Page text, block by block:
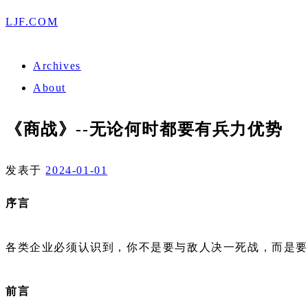
LJF.COM
Archives
About
《商战》--无论何时都要有兵力优势
发表于 2024-01-01
序言
各类企业必须认识到，你不是要与敌人决一死战，而是要
前言